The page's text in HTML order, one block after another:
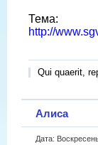
Тема:
http://
Qui quaerit,
Алиса
Дата: